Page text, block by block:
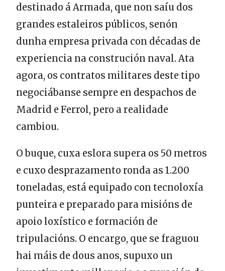
destinado á Armada, que non saíu dos
grandes estaleiros públicos, senón
dunha empresa privada con décadas de
experiencia na construción naval. Ata
agora, os contratos militares deste tipo
negociábanse sempre en despachos de
Madrid e Ferrol, pero a realidade
cambiou.
O buque, cuxa eslora supera os 50 metros
e cuxo desprazamento ronda as 1.200
toneladas, está equipado con tecnoloxía
punteira e preparado para misións de
apoio loxístico e formación de
tripulacións. O encargo, que se fraguou
hai máis de dous anos, supuxo un